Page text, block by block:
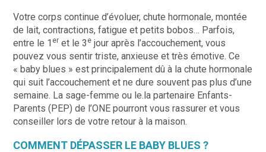
Votre corps continue d’évoluer, chute hormonale, montée
de lait, contractions, fatigue et petits bobos… Parfois,
entre le 1 er et le 3 e jour après l’accouchement, vous
pouvez vous sentir triste, anxieuse et très émotive. Ce
« baby blues » est principalement dû à la chute hormonale
qui suit l’accouchement et ne dure souvent pas plus d’une
semaine. La sage-femme ou le.la partenaire Enfants-
Parents (PEP) de l’ONE pourront vous rassurer et vous
conseiller lors de votre retour à la maison.
COMMENT DÉPASSER LE BABY BLUES ?